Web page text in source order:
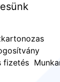
fizetés